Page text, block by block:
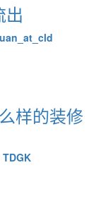
出
样的装修
TDGK